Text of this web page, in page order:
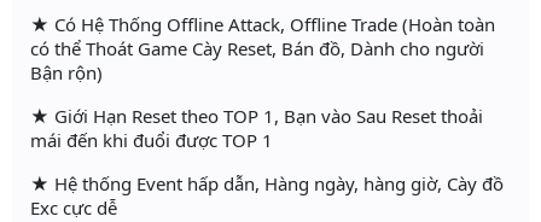
★ Có Hệ Thống Offline Attack, Offline Trade (Hoàn toàn
có thể Thoát Game Cày Reset, Bán đồ, Dành cho người
Bận rộn)
★ Giới Hạn Reset theo TOP 1, Bạn vào Sau Reset thoải
mái đến khi đuổi được TOP 1
★ Hệ thống Event hấp dẫn, Hàng ngày, hàng giờ, Cày đồ
Exc cực dễ